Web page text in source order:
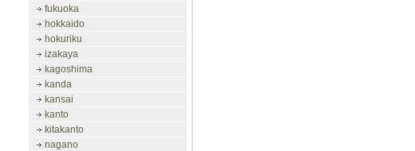
fukuoka
hokkaido
hokuriku
izakaya
kagoshima
kanda
kansai
kanto
kitakanto
nagano